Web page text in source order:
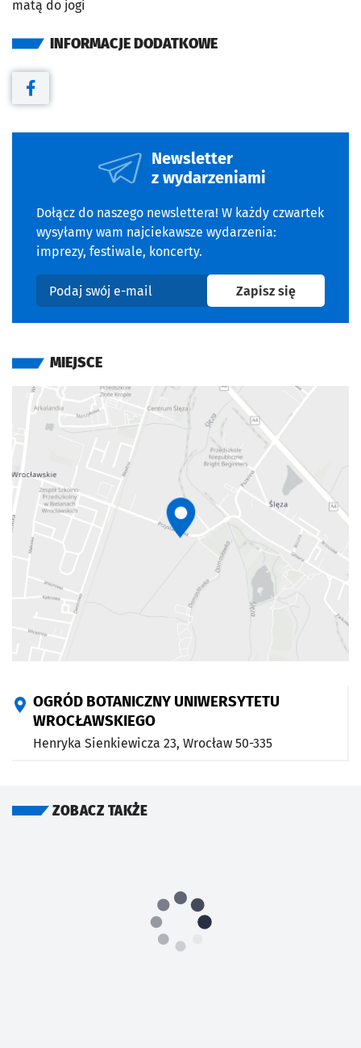
matą do jogi
INFORMACJE DODATKOWE
Otwiera się w nowej karcie
Newsletter
z wydarzeniami
Dołącz do naszego newslettera! W każdy czwartek
wysyłamy wam najciekawsze wydarzenia:
imprezy, festiwale, koncerty.
Podaj swój e-mail
Zapisz sięna
MIEJSCE
OGRÓD BOTANICZNY UNIWERSYTETU
WROCŁAWSKIEGO
Henryka Sienkiewicza 23, Wrocław 50-335
ZOBACZ TAKŻE